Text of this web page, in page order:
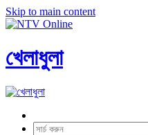
Skip to main content
খেলাধুলা